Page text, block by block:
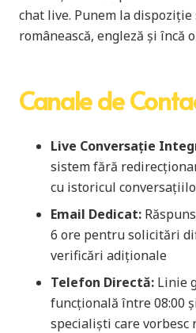
chat live. Punem la
românească, engleză și
Canale de
Live Conversație
sistem fără
cu istoricul
Email Dedicat:
6 ore pentru solicitări
verificări adiționale
Telefon Directă: Linie
funcțională între 08:00
specialiști care vorbesc